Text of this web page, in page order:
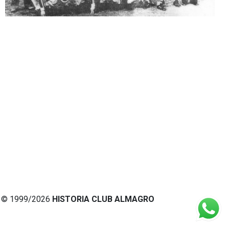
© 1999/2026 HISTORIA CLUB ALMAGRO